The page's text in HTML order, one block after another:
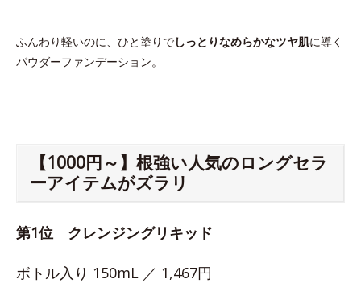
ふんわり軽いのに、ひと塗りでしっとりなめらかなツヤ肌に導く
パウダーファンデーション。
【1000円～】根強い人気のロングセラ
ーアイテムがズラリ
第1位 クレンジングリキッド
ボトル入り 150mL ／ 1,467円